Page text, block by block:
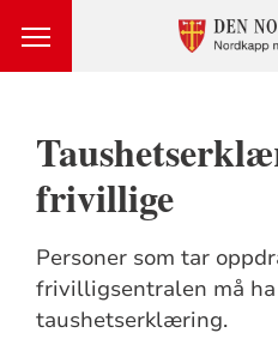
frivillige
Personer som tar
frivilligsentralen må
taushetserklæring.